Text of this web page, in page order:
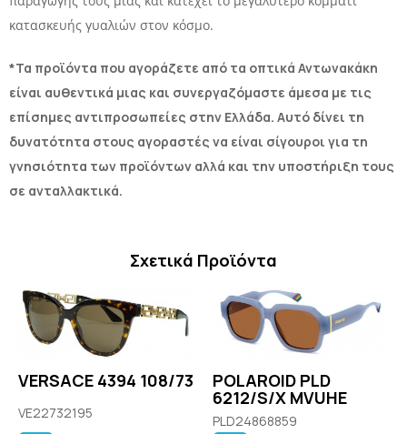
κατασκευής γυαλιών στον κόσμο.
*Τα προϊόντα που αγοράζετε από τα οπτικά Αντωνακάκη
είναι αυθεντικά μιας και συνεργαζόμαστε άμεσα με τις
επίσημες αντιπροσωπείες στην Ελλάδα. Αυτό δίνει τη
δυνατότητα στους αγοραστές να είναι σίγουροι για τη
γνησιότητα των προϊόντων αλλά και την υποστήριξη τους
σε ανταλλακτικά.
Σχετικά Προϊόντα
VERSACE 4394 108/73
VE22732195
POLAROID PLD
6212/S/X MVUHE
PLD24868859